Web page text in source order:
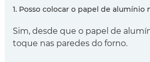
1. Posso colocar o papel de alumínio
Sim, desde que o papel de
toque nas paredes do forno.